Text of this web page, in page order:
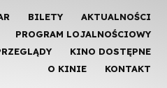
narzędzi
BILETY
AKTUALNOŚCI
PROGRAM LOJALNOŚCIOWY
KINO DOSTĘPNE
O KINIE
KONTAKT